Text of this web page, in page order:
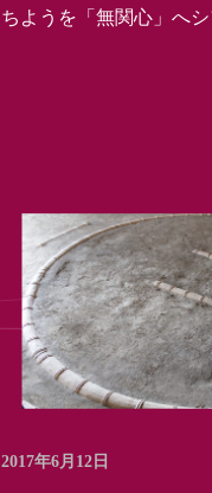
ちようを「無関心」へシ
2017年6月12日